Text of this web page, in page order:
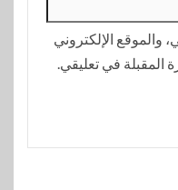
والموقع الإلكتروني
المقبلة في تعليقي.